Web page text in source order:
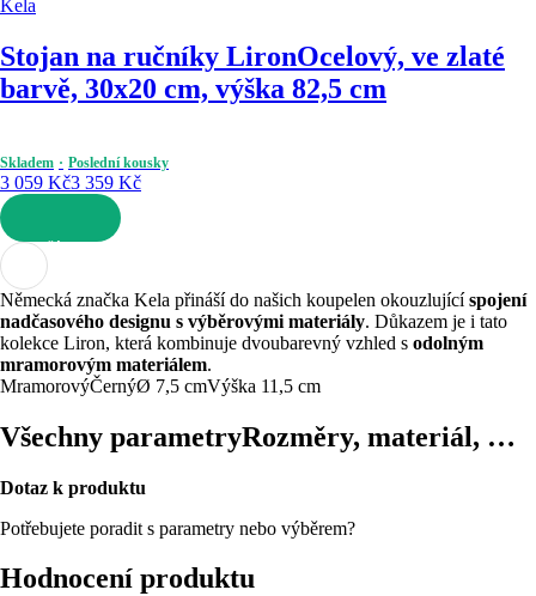
Kela
Stojan na ručníky LironOcelový, ve zlaté
barvě, 30x20 cm, výška 82,5 cm
Skladem Poslední kousky
3 059 Kč3 359 Kč
DO KOŠÍKU
Německá značka Kela přináší do našich koupelen okouzlujícíspojení
nadčasového designu s výběrovými materiály. Důkazem je i tato
kolekce Liron, která kombinuje dvoubarevný vzhled s odolným
mramorovým materiálem.
MramorovýČernýØ 7,5 cmVýška 11,5 cm
Všechny parametryRozměry, materiál, …
Dotaz k produktu
Potřebujete poradit s parametry nebo výběrem?
Hodnocení produktu